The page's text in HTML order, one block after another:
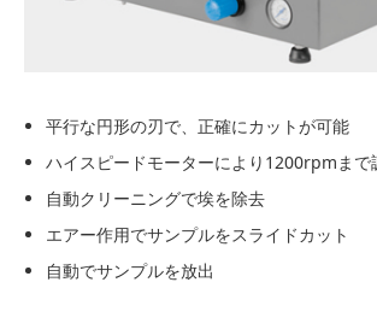
平行な円形の刃で、正確にカットが可能
ハイスピードモーターにより1200rpmまで
自動クリーニングで埃を除去
エアー作用でサンプルをスライドカット
自動でサンプルを放出